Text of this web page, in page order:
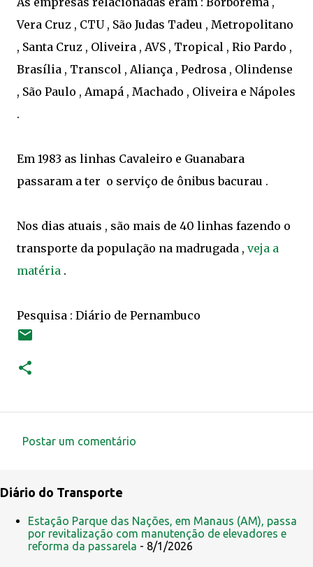
Vera Cruz , CTU , São Judas Tadeu , Metropolitano
, Santa Cruz , Oliveira , AVS , Tropical , Rio Pardo ,
Brasília , Transcol , Aliança , Pedrosa , Olindense
, São Paulo , Amapá , Machado , Oliveira e Nápoles
.
Em 1983 as linhas Cavaleiro e Guanabara
passaram a ter o serviço de ônibus bacurau .
Nos dias atuais , são mais de 40 linhas fazendo o
transporte da população na madrugada , veja a
matéria .
Pesquisa : Diário de Pernambuco
m
e
n
Postar um comentário
Diário do Transporte
Estação Parque das Nações, em Manaus (AM), passa
por revitalização com manutenção de elevadores e
reforma da passarela - 8/1/2026